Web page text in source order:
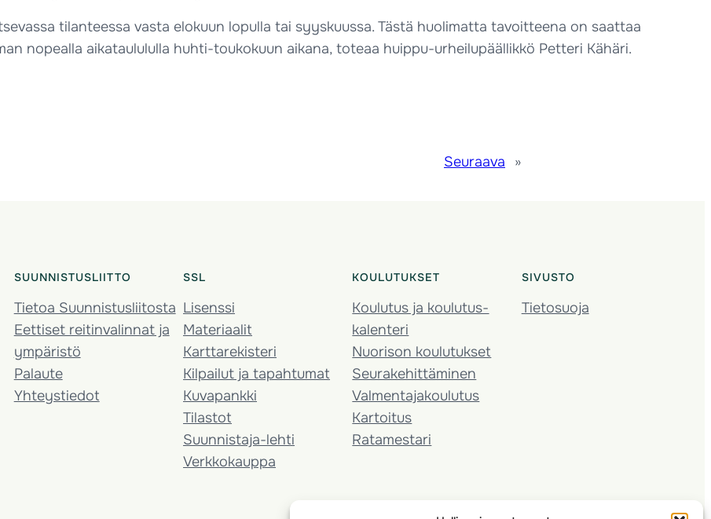
tilanteessa vasta elokuun lopulla tai syyskuussa. Tästä huolimatta tavoitteena on saattaa
nopealla aikataulululla huhti-toukokuun aikana, toteaa huippu-urheilupäällikkö Petteri Kähäri.
Seuraava »
SUUNNISTUSLIITTO
Tietoa Suunnistusliitosta
Eettiset reitinvalinnat ja
ympäristö
Palaute
Yhteystiedot
SSL
Lisenssi
Materiaalit
Karttarekisteri
Kilpailut ja tapahtumat
Kuvapankki
Tilastot
Suunnistaja-lehti
Verkkokauppa
KOULUTUKSET
Koulutus ja koulutus­
kalenteri
Nuorison koulutukset
Seura­kehittäminen
Valmentaja­koulutus
Kartoitus
Ratamestari
SIVUSTO
Tietosuoja